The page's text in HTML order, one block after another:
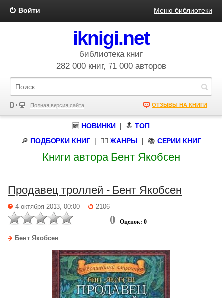
Войти Меню библиотеки
iknigi.net
библиотека книг
282 000 книг, 71 000 авторов
Полная версия сайта ОТЗЫВЫ НА КНИГИ
🆕 НОВИНКИ | 🔝 ТОП
🔎 ПОДБОРКИ КНИГ| 🧝‍♀️ ЖАНРЫ | 📚 СЕРИИ КНИГ
Книги автора Бент Якобсен
Продавец троллей - Бент Якобсен
4 октября 2013, 00:00 2106
0 Оценок: 0
Бент Якобсен